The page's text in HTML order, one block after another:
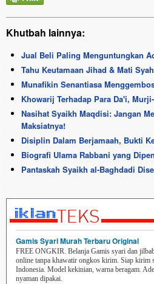
Khutbah lainnya:
Jual Beli Paling Menguntungkan
Tahu Keutamaan Jihad & Mati
Munafikin Senantiasa
Khowarij Terhadap Para Da'i,
Nasihat Syaikh Maqdisi: Jangan
Maksiatnya!
Disiplin Dalam Berjamaah, Bukti
Biografi Ulama Rabbani yang
Pantaskah Syaikh al-Baghdadi
Gamis Syari Murah Terbaru Original
FREE ONGKIR. Belanja Gamis syari dan
online tanpa khawatir ongkos kirim. Siap kirim
Indonesia. Model kekinian, warna beragam.
nyaman dipakai.